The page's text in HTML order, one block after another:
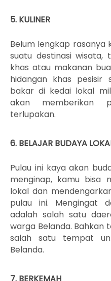
5. KULINER
Belum lengkap rasanya
suatu destinasi wisata,
khas atau makanan
hidangan khas
bakar di kedai lokal
akan memberikan
terlupakan.
6. BELAJAR BUDAYA
Pulau ini kaya akan
menginap, kamu bisa
lokal dan
pulau ini. Mengingat
adalah salah satu
warga Belanda. Bahkan
salah satu tempat
Belanda.